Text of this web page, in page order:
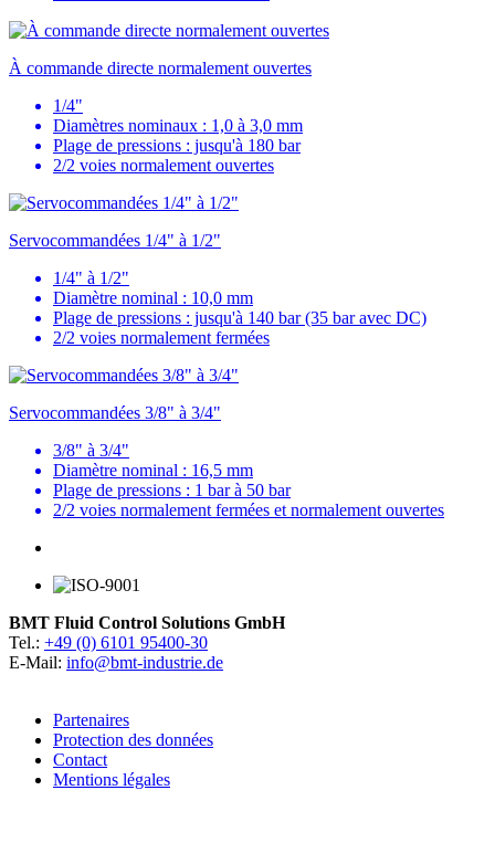
À commande directe normalement ouvertes
1/4"
Diamètres nominaux : 1,0 à 3,0 mm
Plage de pressions : jusqu'à 180 bar
2/2 voies normalement ouvertes
Servocommandées 1/4" à 1/2"
1/4" à 1/2"
Diamètre nominal : 10,0 mm
Plage de pressions : jusqu'à 140 bar (35 bar avec DC)
2/2 voies normalement fermées
Servocommandées 3/8" à 3/4"
3/8" à 3/4"
Diamètre nominal : 16,5 mm
Plage de pressions : 1 bar à 50 bar
2/2 voies normalement fermées et normalement ouvertes
BMT Fluid Control Solutions GmbH
Tel.: +49 (0) 6101 95400-30
E-Mail: info@bmt-industrie.de
Partenaires
Protection des données
Contact
Mentions légales